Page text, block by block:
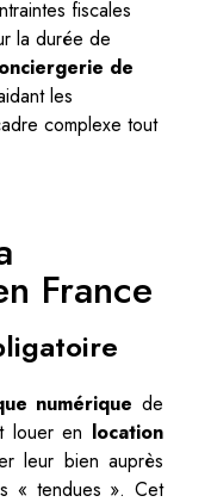
fiscales
la durée de
de
les
complexe tout
France
numérique de
louer en location
leur bien auprès
« tendues ». Cet